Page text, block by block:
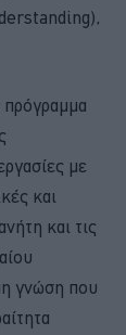
πρόγραμμα
με
και
και τις
γνώση που